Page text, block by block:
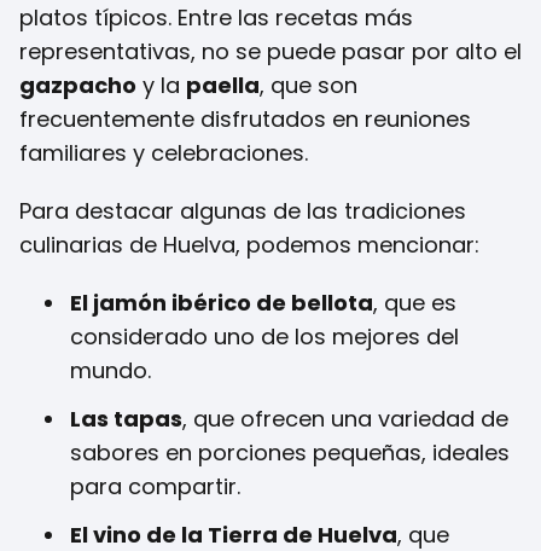
platos típicos. Entre las recetas más
representativas, no se puede pasar por alto el
gazpacho y la paella, que son
frecuentemente disfrutados en reuniones
familiares y celebraciones.
Para destacar algunas de las tradiciones
culinarias de Huelva, podemos mencionar:
El jamón ibérico de bellota, que es
considerado uno de los mejores del
mundo.
Las tapas, que ofrecen una variedad de
sabores en porciones pequeñas, ideales
para compartir.
El vino de la Tierra de Huelva, que